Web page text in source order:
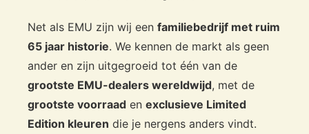
Waarom uw Emu tuinmeubelen en de
Angel collectie exclusief bij Veurst.nl
kopen?
U zoekt de perfecte Emu-meubelset, en wij hebben de expertise
en de voorraad om uw droomtuin direct te realiseren. Veurst en
EMU zijn een ijzersterke combinatie van Italiaanse passie en
Nederlandse vakkennis. Wij bieden u voordelen die u nergens
anders vindt:
Net als EMU zijn wij een familiebedrijf met ruim
65 jaar historie. We kennen de markt als geen
ander en zijn uitgegroeid tot één van de
grootste EMU-dealers wereldwijd, met de
grootste voorraad en exclusieve Limited
Edition kleuren die je nergens anders vindt.